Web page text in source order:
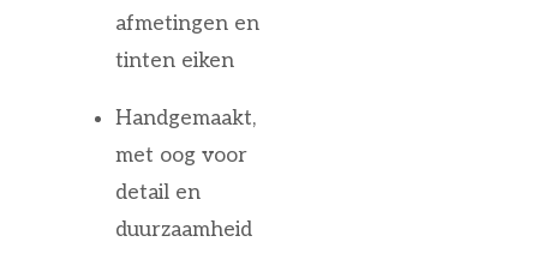
afmetingen en
tinten eiken
Handgemaakt,
met oog voor
detail en
duurzaamheid